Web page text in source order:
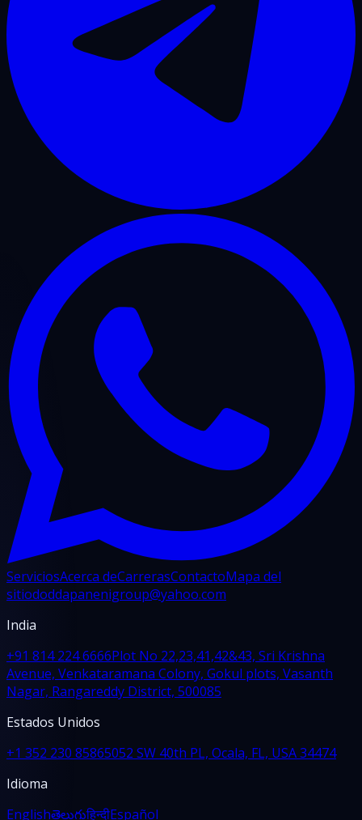
ServiciosAcerca deCarrerasContactoMapa del
sitiododdapanenigroup@yahoo.com
India
+91 814 224 6666Plot No 22,23,41,42&43, Sri Krishna
Avenue, Venkataramana Colony, Gokul plots, Vasanth
Nagar, Rangareddy District, 500085
Estados Unidos
+1 352 230 85865052 SW 40th PL, Ocala, FL, USA 34474
Idioma
Englishతెలుగుहिन्दीEspañol